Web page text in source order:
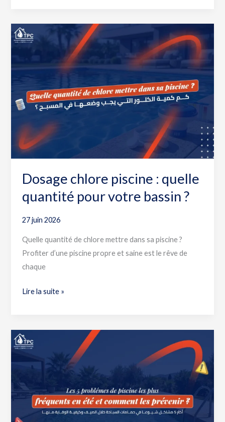
Dosage chlore piscine : quelle
quantité pour votre bassin ?
27 juin 2026
Quelle quantité de chlore mettre dans sa piscine ?
Profiter d’une piscine propre et saine est le rêve de
chaque
Dosage
chlore
piscine
:
quelle
quantité
pour
votre
bassin
?
Lire la suite »
5
problèmes
de
en
: